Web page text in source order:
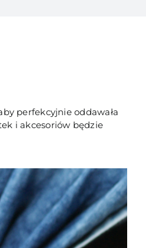
perfekcyjnie oddawała
i akcesoriów będzie